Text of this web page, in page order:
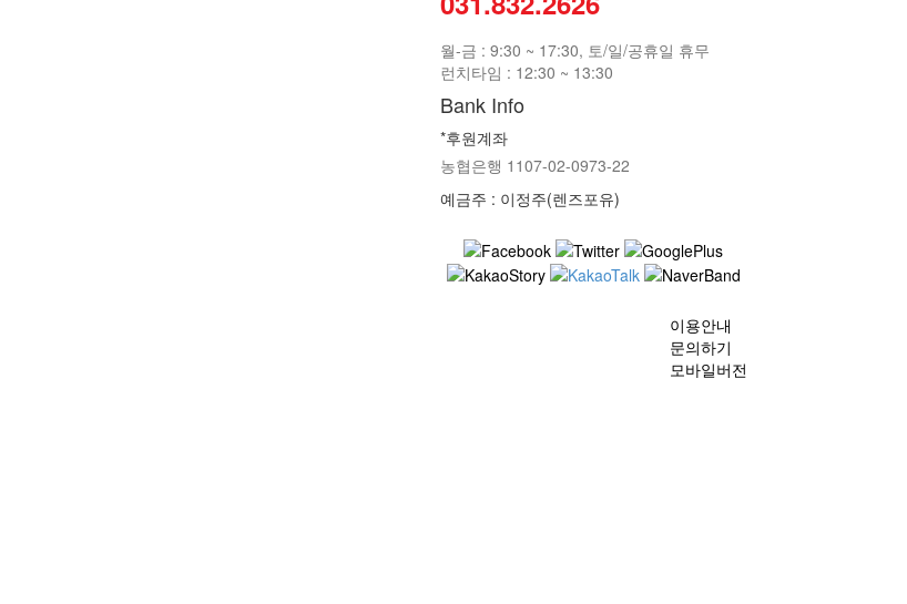
월-금 : 9:30 ~ 17:30, 토/일/공휴일 휴무
런치타임 : 12:30 ~ 13:30
Bank Info
*후원계좌
농협은행 1107-02-0973-22
예금주 : 이정주(렌즈포유)
이용안내
문의하기
모바일버전